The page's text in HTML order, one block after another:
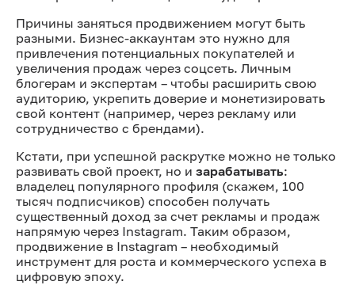
Причины заняться продвижением могут быть
разными. Бизнес-аккаунтам это нужно для
привлечения потенциальных покупателей и
увеличения продаж через соцсеть. Личным
блогерам и экспертам – чтобы расширить свою
аудиторию, укрепить доверие и монетизировать
свой контент (например, через рекламу или
сотрудничество с брендами).
Кстати, при успешной раскрутке можно не только
развивать свой проект, но и зарабатывать:
владелец популярного профиля (скажем, 100
тысяч подписчиков) способен получать
существенный доход за счет рекламы и продаж
напрямую через Instagram. Таким образом,
продвижение в Instagram – необходимый
инструмент для роста и коммерческого успеха в
цифровую эпоху.